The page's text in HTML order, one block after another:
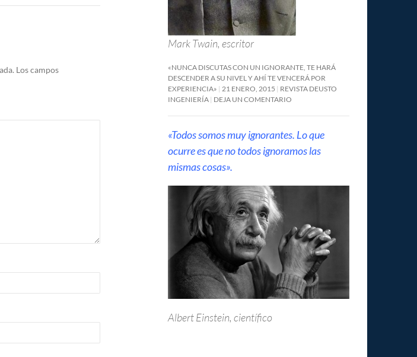
Los campos
Mark Twain, escritor
«NUNCA DISCUTAS CON UN IGNORANTE, TE HARÁ
DESCENDER A SU NIVEL Y AHÍ TE VENCERÁ POR
EXPERIENCIA» 21 ENERO, 2015
REVISTA DEUSTO
INGENIERÍA DEJA UN COMENTARIO
«Todos somos muy ignorantes. Lo que
ocurre es que no todos ignoramos las
mismas cosas».
Albert Einstein, científico